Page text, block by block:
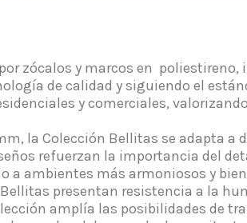
zócalos y marcos en
de calidad y siguiendo el
y comerciales,
la Colección Bellitas se adapta
refuerzan la importancia del
a ambientes más armoniosos y
presentan resistencia a la
amplía las posibilidades de